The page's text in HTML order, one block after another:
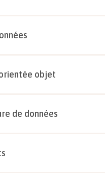
objet
de données